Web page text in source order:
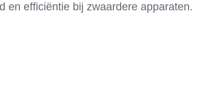
en efficiëntie bij zwaardere apparaten.